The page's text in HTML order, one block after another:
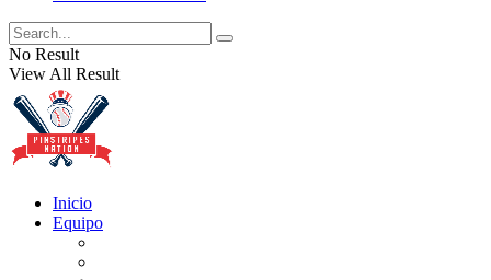
No Result
View All Result
Inicio
Equipo